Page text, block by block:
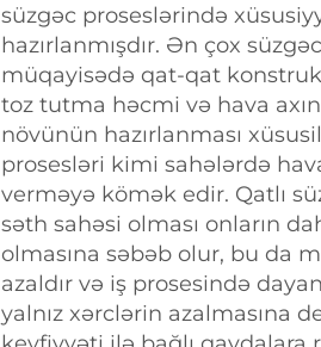
süzgəc proseslərində
hazırlanmışdır. Ən çox
müqayisədə qat-qat
toz tutma həcmi və hava
növünün hazırlanması
prosesləri kimi sahələrdə
verməyə kömək edir. Qatlı
səth sahəsi olması onların
olmasına səbəb olur, bu da
azaldır və iş prosesində
yalnız xərclərin azalmasına